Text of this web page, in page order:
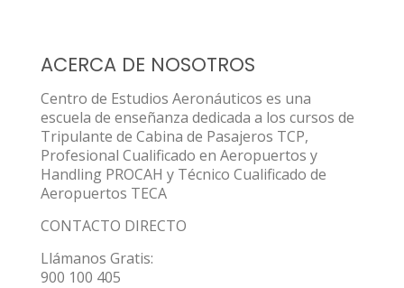
ACERCA DE NOSOTROS
Centro de Estudios Aeronáuticos es una
escuela de enseñanza dedicada a los cursos de
Tripulante de Cabina de Pasajeros TCP,
Profesional Cualificado en Aeropuertos y
Handling PROCAH y Técnico Cualificado de
Aeropuertos TECA
CONTACTO DIRECTO
Llámanos Gratis:
900 100 405